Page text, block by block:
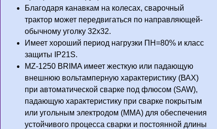
Благодаря канавкам на колесах, сварочный
трактор может передвигаться по направляющей-
обычному уголку 32х32.
Имеет хороший период нагрузки ПН=80% и класс
защиты IP21S.
MZ-1250 BRIMA имеет жесткую или падающую
внешнюю вольтамперную характеристику (ВАХ)
при автоматической сварке под флюсом (SAW),
падающую характеристику при сварке покрытым
или угольным электродом (ММА) для обеспечения
устойчивого процесса сварки и постоянной длины